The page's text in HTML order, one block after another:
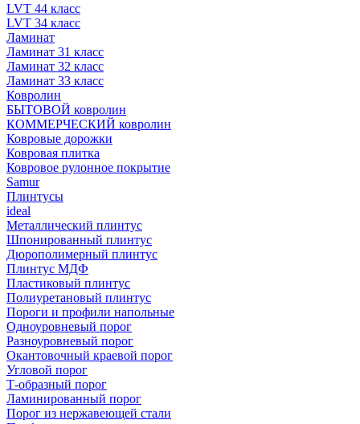
LVT 44 класс
LVT 34 класс
Ламинат
Ламинат 31 класс
Ламинат 32 класс
Ламинат 33 класс
Ковролин
БЫТОВОЙ ковролин
КОММЕРЧЕСКИЙ ковролин
Ковровые дорожки
Ковровая плитка
Ковровое рулонное покрытие
Samur
Плинтусы
ideal
Металлический плинтус
Шпонированный плинтус
Дюрополимерный плинтус
Плинтус МДФ
Пластиковый плинтус
Полиуретановый плинтус
Пороги и профили напольные
Одноуровневый порог
Разноуровневый порог
Окантовочный краевой порог
Угловой порог
Т-образный порог
Ламинированный порог
Порог из нержавеющей стали